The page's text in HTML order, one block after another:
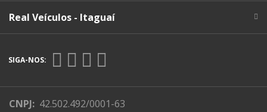
Real Veículos - Itaguaí
SIGA-NOS:
CNPJ: 42.502.492/0001-63